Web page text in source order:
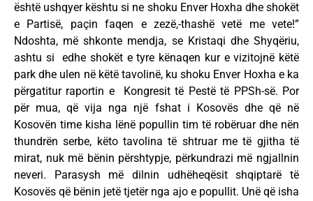
është ushqyer kështu si ne shoku Enver Hoxha dhe shokët
e Partisë, paçin faqen e zezë,-thashë vetë me vete!”
Ndoshta, më shkonte mendja, se Kristaqi dhe Shyqëriu,
ashtu si edhe shokët e tyre kënaqen kur e vizitojnë këtë
park dhe ulen në këtë tavolinë, ku shoku Enver Hoxha e ka
përgatitur raportin e Kongresit të Pestë të PPSh-së. Por
për mua, që vija nga një fshat i Kosovës dhe që në
Kosovën time kisha lënë popullin tim të robëruar dhe nën
thundrën serbe, këto tavolina të shtruar me të gjitha të
mirat, nuk më bënin përshtypje, përkundrazi më ngjallnin
neveri. Parasysh më dilnin udhëheqësit shqiptarë të
Kosovës që bënin jetë tjetër nga ajo e popullit. Unë që isha